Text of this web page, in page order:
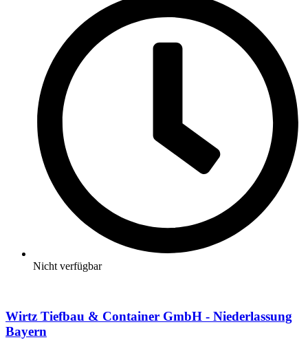
Nicht verfügbar
Wirtz Tiefbau & Container GmbH - Niederlassung
Bayern